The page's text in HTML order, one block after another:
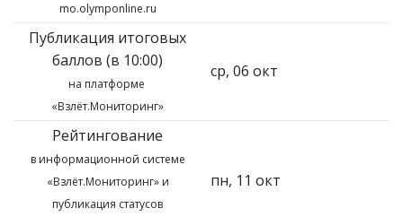
mo.olymponline.ru
Публикация итоговых
баллов (в 10:00)
на платформе
«Взлёт.Мониторинг»
ср, 06 окт
Рейтингование
в информационной системе
«Взлёт.Мониторинг» и
публикация статусов
пн, 11 окт